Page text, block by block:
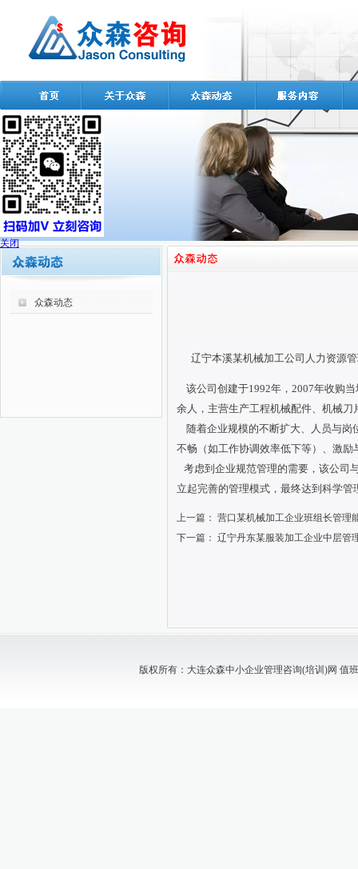
众森动态
辽宁本溪某机械加工公司人力资源
该公司创建于1992年，2007年收购
余人，主营生产工程机械配件、机械刀
随着企业规模的不断扩大、人员与岗
不畅（如工作协调效率低下等）、激
考虑到企业规范管理的需要，该公司
立起完善的管理模式，最终达到科学管
上一篇： 营口某机械加工企业班组长管理
下一篇： 辽宁丹东某服装加工企业中层管
版权所有：大连众森中小企业管理咨询(培训)网 值
关闭